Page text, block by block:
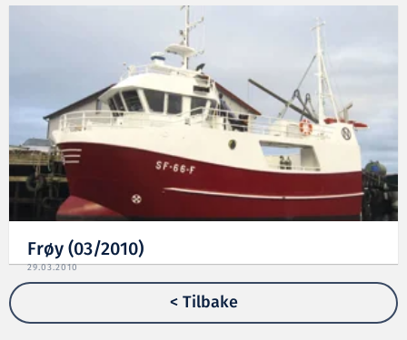
Frøy (03/2010)
29.03.2010
< Tilbake